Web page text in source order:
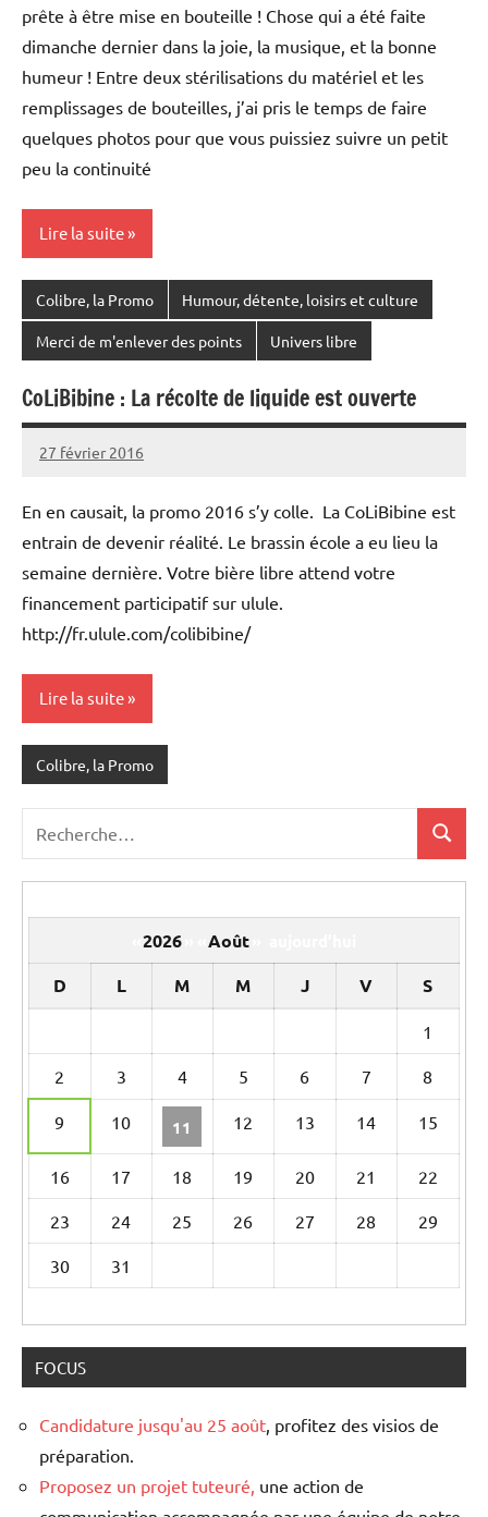
prête à être mise en bouteille ! Chose qui a été faite
dimanche dernier dans la joie, la musique, et la bonne
humeur ! Entre deux stérilisations du matériel et les
remplissages de bouteilles, j’ai pris le temps de faire
quelques photos pour que vous puissiez suivre un petit
peu la continuité
Lire la suite
Colibre, la Promo Humour, détente, loisirs et culture
Merci de m'enlever des points Univers libre
CoLiBibine : La récolte de liquide est ouverte
27 février 2016
Vincent
Aucun
En en causait, la promo 2016 s’y colle. La CoLiBibine est
entrain de devenir réalité. Le brassin école a eu lieu la
semaine dernière. Votre bière libre attend votre
financement participatif sur ulule.
http://fr.ulule.com/colibibine/
Lire la suite
Colibre, la Promo
:
calendrier
d’évènements
2026 Août
D L M M J V S
1
2 3 4 5 6 7 8
9 10 11 12 13 14 15
16 17 18 19 20 21 22
23 24 25 26 27 28 29
30 31
FOCUS
Candidature jusqu'au 25 août, profitez des visios de
préparation.
Proposez un projet tuteuré, une action de